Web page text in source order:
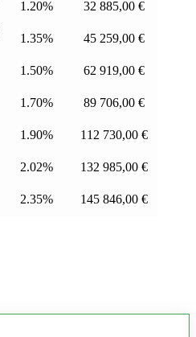
1.20%
32 885,00 €
1.35%
45 259,00 €
1.50%
62 919,00 €
1.70%
89 706,00 €
1.90%
112 730,00 €
2.02%
132 985,00 €
2.35% 145 846,00 €